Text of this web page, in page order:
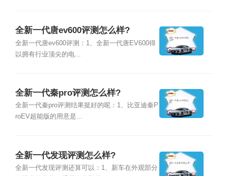
全新一代唐ev600评测怎么样?
全新一代唐ev600评测：1、全新一代唐EV600得
以拥有行业顶尖的电...
全新一代秦pro评测怎么样?
全新一代秦pro评测结果挺好的呢：1、比亚迪秦P
roEV超能版的用意是...
全新一代发现评测怎么样?
全新一代发现评测还算可以：1、新车在外观部分